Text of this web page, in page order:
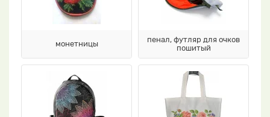
монетницы
пенал, футляр для очков
пошитый